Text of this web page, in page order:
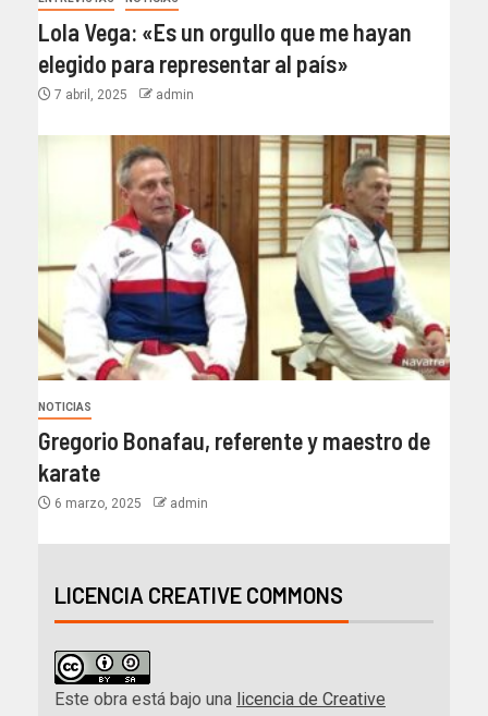
Lola Vega: «Es un orgullo que me hayan
elegido para representar al país»
7 abril, 2025 admin
NOTICIAS
Gregorio Bonafau, referente y maestro de
karate
6 marzo, 2025 admin
LICENCIA CREATIVE COMMONS
Este obra está bajo una licencia de Creative